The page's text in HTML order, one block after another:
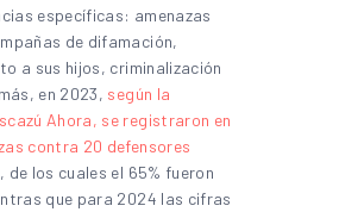
específicas: amenazas
de difamación,
a sus hijos, criminalización
en 2023, según la
Ahora, se registraron en
contra 20 defensores
, de los cuales el 65% fueron
que para 2024 las cifras